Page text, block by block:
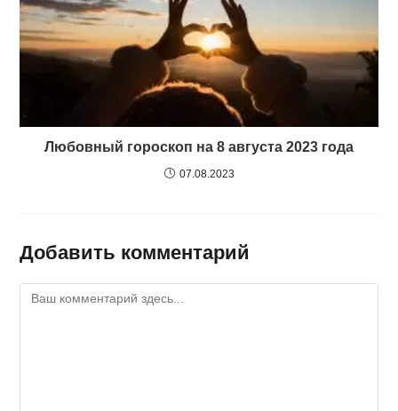
Любовный гороскоп на 8 августа 2023 года
07.08.2023
Добавить комментарий
Комментарий